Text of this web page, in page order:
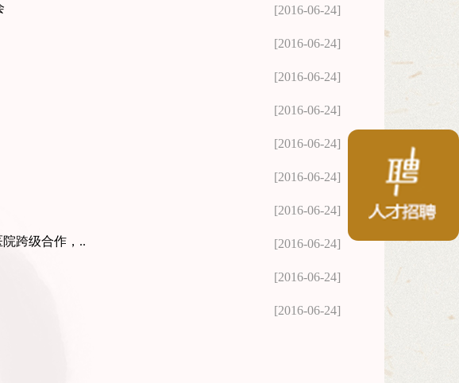
[2016-06-24]
[2016-06-24]
[2016-06-24]
[2016-06-24]
[2016-06-24]
[2016-06-24]
[2016-06-24]
跨级合作，.. [2016-06-24]
[2016-06-24]
[2016-06-24]